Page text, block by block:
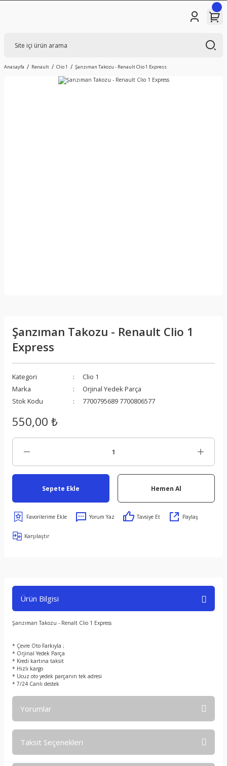
Anasayfa Renault Clio 1 Şanzıman Takozu - Renault Clio 1 Express
Şanzıman Takozu - Renault Clio 1
Express
Kategori
Clio 1
Marka
Orjinal Yedek Parça
Stok Kodu
7700795689 7700806577
550,00 ₺
Sepete Ekle Hemen Al
Yorum Yaz Tavsiye Et Paylaş
Karşılaştır
Ürün Bilgisi
Şanzıman Takozu - Renalt Clio 1 Express
* Çevre Oto Farkıyla ;
* Orjinal Yedek Parça
* Kredi kartına taksit
* Hızlı kargo
* Ucuz oto yedek parçanın tek adresi
* 7/24 Canlı destek
Yorumlar
Taksit Seçenekleri